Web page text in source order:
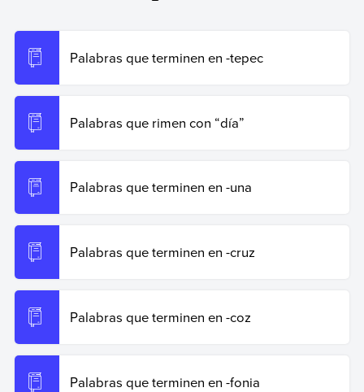
Recuperado el 19 de junio de 2026 de
https://www.ejemplos.co/palabras-que-terminen-en-
mania/
Palabras que terminen en -tepec
Palabras que rimen con “día”
Palabras que terminen en -una
Palabras que terminen en -cruz
Palabras que terminen en -coz
Palabras que terminen en -fonia